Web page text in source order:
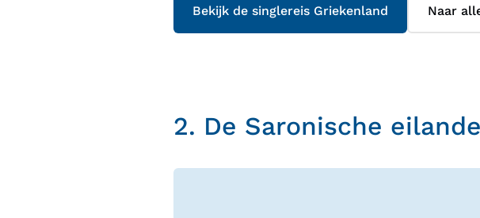
Bekijk de singlereis Griekenland Naar
2. De Saronische